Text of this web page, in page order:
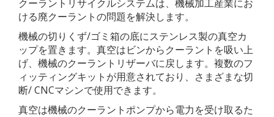
クーラントリサイクルシステムは、機械加工産業にお
ける廃クーラントの問題を解決します。
機械の切りくず/ゴミ箱の底にステンレス製の真空カ
ップを置きます。真空はビンからクーラントを吸い上
げ、機械のクーラントリザーバに戻します。複数のフ
ィッティングキットが用意されており、さまざまな切
断/ CNCマシンで使用できます。
真空は機械のクーラントポンプから電力を受け取るた